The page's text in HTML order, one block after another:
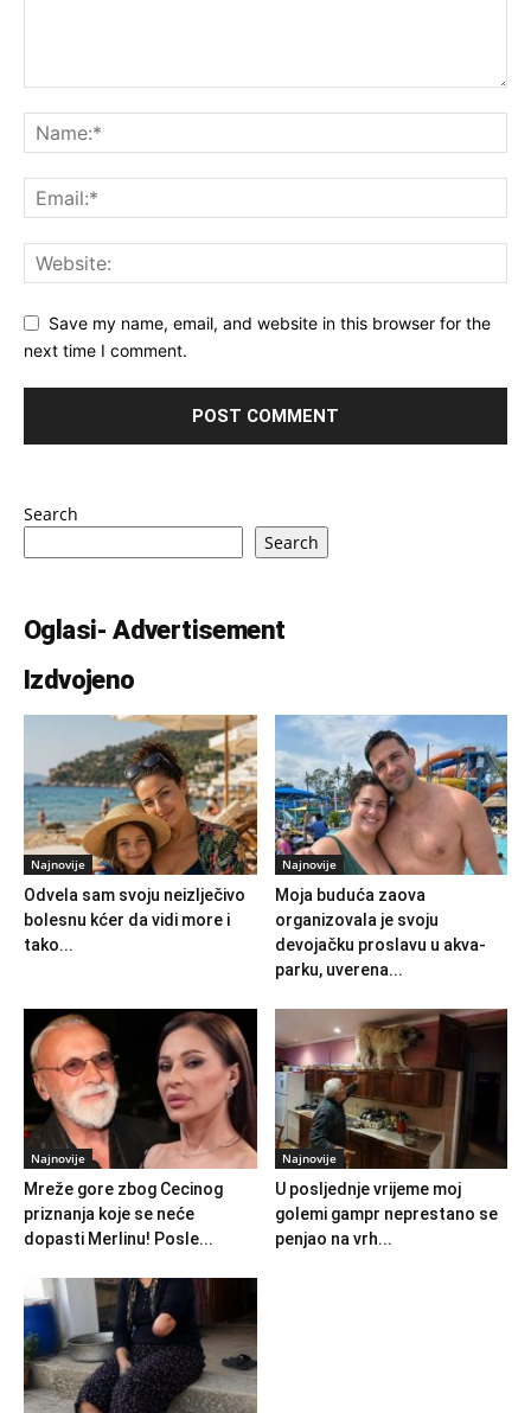
Save my name, email, and website in this browser for the
next time I comment.
Search
Search
Oglasi- Advertisement
Izdvojeno
Najnovije
Odvela sam svoju neizlječivo
bolesnu kćer da vidi more i
tako...
Najnovije
Moja buduća zaova
organizovala je svoju
devojačku proslavu u akva-
parku, uverena...
Najnovije
Mreže gore zbog Cecinog
priznanja koje se neće
dopasti Merlinu! Posle...
Najnovije
U posljednje vrijeme moj
golemi gampr neprestano se
penjao na vrh...